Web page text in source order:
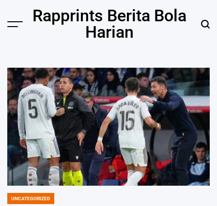
content
Rapprints Berita Bola
Harian
POSTED
UNCATEGORIZED